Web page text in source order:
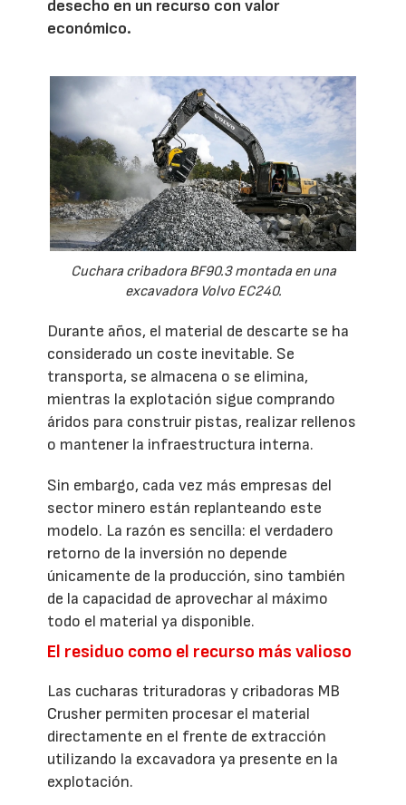
desecho en un recurso con valor
económico.
Cuchara cribadora BF90.3 montada en una
excavadora Volvo EC240.
Durante años, el material de descarte se ha
considerado un coste inevitable. Se
transporta, se almacena o se elimina,
mientras la explotación sigue comprando
áridos para construir pistas, realizar rellenos
o mantener la infraestructura interna.
Sin embargo, cada vez más empresas del
sector minero están replanteando este
modelo. La razón es sencilla: el verdadero
retorno de la inversión no depende
únicamente de la producción, sino también
de la capacidad de aprovechar al máximo
todo el material ya disponible.
El residuo como el recurso más valioso
Las cucharas trituradoras y cribadoras MB
Crusher permiten procesar el material
directamente en el frente de extracción
utilizando la excavadora ya presente en la
explotación.